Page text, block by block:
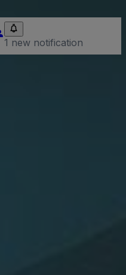
1 new notification